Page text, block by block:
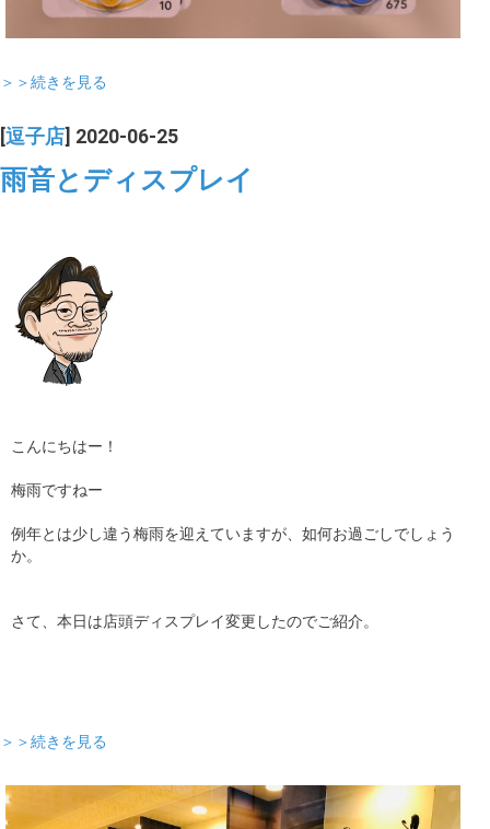
＞＞続きを見る
[逗子店] 2020-06-25
雨音とディスプレイ
こんにちはー！
梅雨ですねー
例年とは少し違う梅雨を迎えていますが、如何お過ごしでしょう
か。
さて、本日は店頭ディスプレイ変更したのでご紹介。
＞＞続きを見る